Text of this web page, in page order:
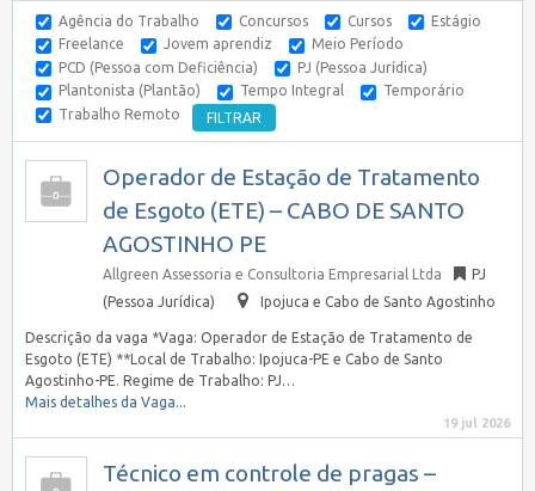
Agência do Trabalho Concursos Cursos
Estágio
Freelance
Jovem aprendiz
Meio Período
PCD (Pessoa com Deficiência)
PJ (Pessoa Jurídica)
Plantonista (Plantão)
Tempo Integral
Temporário
Trabalho Remoto
Operador de Estação de Tratamento
de Esgoto (ETE) – CABO DE SANTO
AGOSTINHO PE
Allgreen Assessoria e Consultoria Empresarial Ltda
PJ
(Pessoa Jurídica)
Ipojuca e Cabo de Santo Agostinho
Descrição da vaga *Vaga: Operador de Estação de Tratamento de
Esgoto (ETE) **Local de Trabalho: Ipojuca-PE e Cabo de Santo
Agostinho-PE. Regime de Trabalho: PJ…
Mais detalhes da Vaga...
19 jul 2026
Técnico em controle de pragas –